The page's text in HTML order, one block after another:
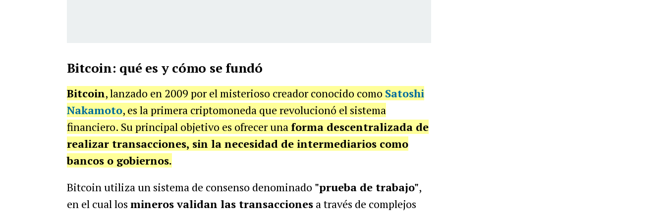
Bitcoin: qué es y cómo se fundó
Bitcoin, lanzado en 2009 por el misterioso creador conocido como Satoshi
Nakamoto, es la primera criptomoneda que revolucionó el sistema
financiero. Su principal objetivo es ofrecer una forma descentralizada de
realizar transacciones, sin la necesidad de intermediarios como
bancos o gobiernos.
Bitcoin utiliza un sistema de consenso denominado "prueba de trabajo",
en el cual los mineros validan las transaccionesa través de complejos